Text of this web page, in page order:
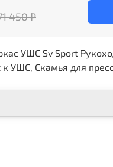
450 ₽
УШС Sv Sport
УШС, Скамья для